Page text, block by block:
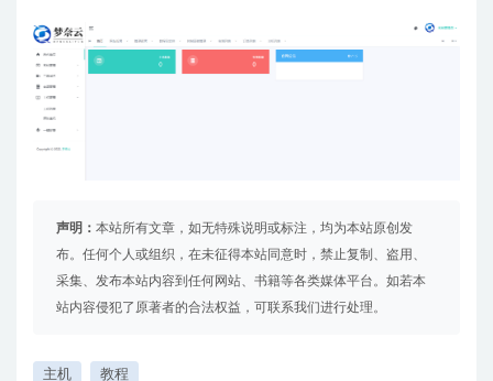
声明： 本站所有文章，如无特殊说明或标注，均为本站原创发
布。任何个人或组织，在未征得本站同意时，禁止复制、盗用、
采集、发布本站内容到任何网站、书籍等各类媒体平台。如若本
站内容侵犯了原著者的合法权益，可联系我们进行处理。
主机 教程